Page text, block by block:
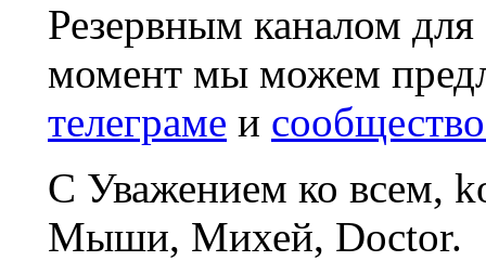
Резервным каналом
момент мы можем
телеграме и
С Уважением ко всем,
Мыши, Михей, Doctor.